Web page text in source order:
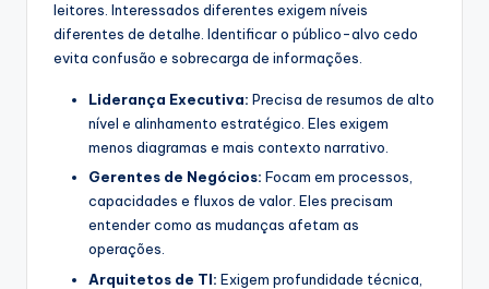
leitores. Interessados diferentes exigem níveis
diferentes de detalhe. Identificar o público-alvo cedo
evita confusão e sobrecarga de informações.
Liderança Executiva: Precisa de resumos de alto
nível e alinhamento estratégico. Eles exigem
menos diagramas e mais contexto narrativo.
Gerentes de Negócios: Focam em processos,
capacidades e fluxos de valor. Eles precisam
entender como as mudanças afetam as
operações.
Arquitetos de TI: Exigem profundidade técnica,